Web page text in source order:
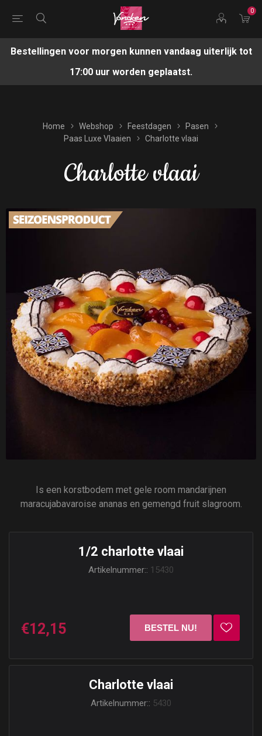
0
Bestellingen voor morgen kunnen vandaag uiterlijk tot
17:00 uur worden geplaatst.
Home Webshop Feestdagen
Pasen
Paas Luxe Vlaaien
Charlotte vlaai
Charlotte vlaai
Is een korstbodem met gele room mandarijnen
maracujabavaroise ananas en gemengd fruit slagroom.
1/2 charlotte vlaai
Artikelnummer:: 15430
€12,15
Charlotte vlaai
Artikelnummer:: 5430